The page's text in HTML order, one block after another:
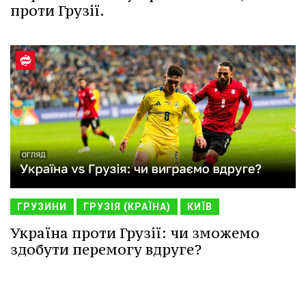
проти Грузії.
ГРУЗИНИ ГРУЗІЯ (КРАЇНА) КИЇВ
Україна проти Грузії: чи зможемо
здобути перемогу вдруге?